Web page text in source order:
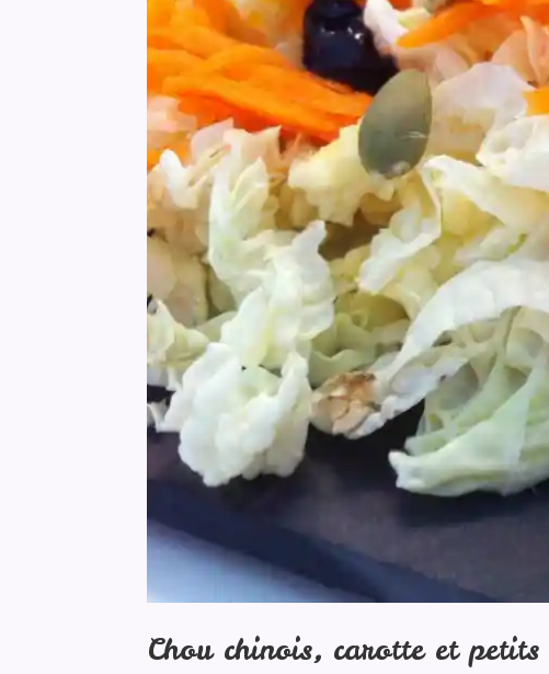
Chou chinois, carotte et